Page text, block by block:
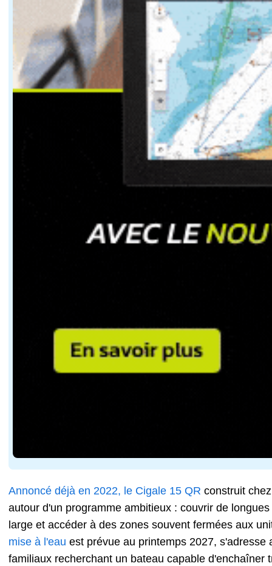
Annoncé déjà en 2022, le Cigale 15 QR construit
autour d'un programme ambitieux : couvrir de
large et accéder à des zones souvent fermées aux
mise à l'eau est prévue au printemps 2027,
familiaux recherchant un bateau capable d'enchaîner